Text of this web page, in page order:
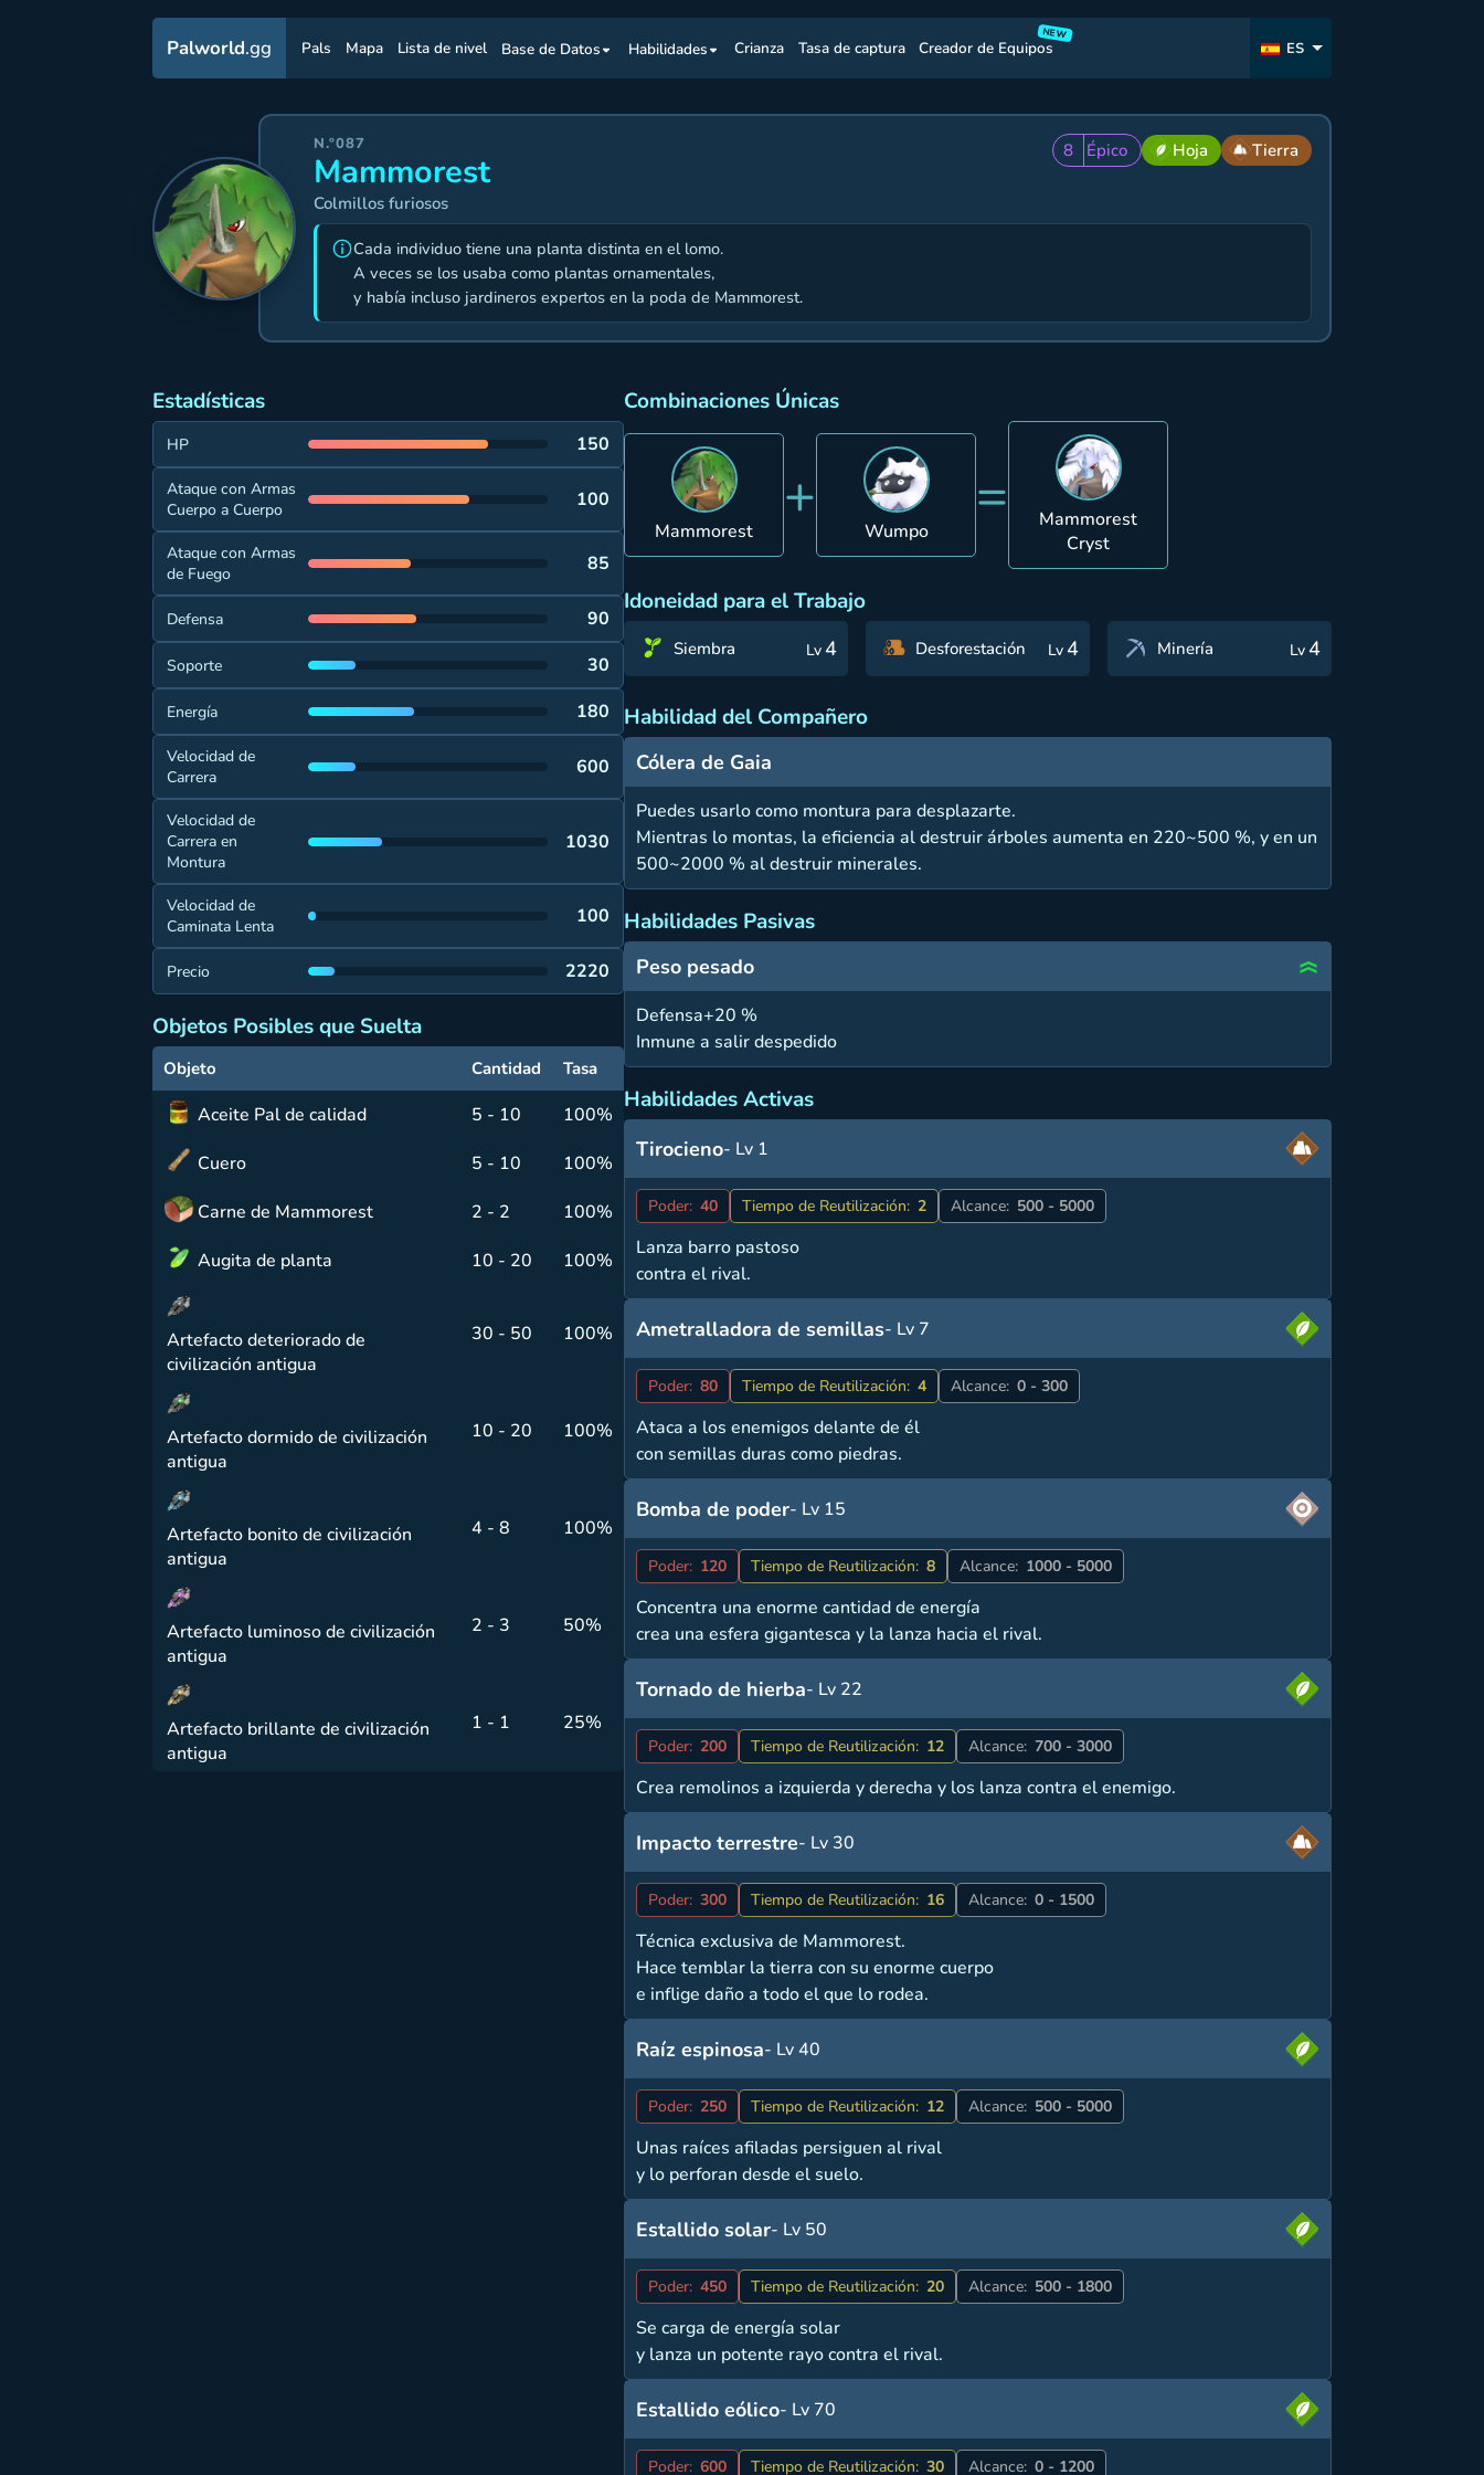
Palworld.gg Pals Mapa Lista de nivel Base de Datos Habilidades Crianza Tasa de captura Creador de Equipos
NEW
ES
N.º087
Mammorest
Colmillos furiosos
8 Épico Hoja Tierra
Cada individuo tiene una planta distinta en el lomo.
A veces se los usaba como plantas ornamentales,
y había incluso jardineros expertos en la poda de Mammorest.
Estadísticas
HP 150
Ataque con Armas
Cuerpo a Cuerpo
100
Ataque con Armas
de Fuego
85
Defensa 90
Soporte 30
Energía 180
Velocidad de
Carrera
600
Velocidad de
Carrera en
Montura
1030
Velocidad de
Caminata Lenta
100
Precio 2220
Objetos Posibles que Suelta
Objeto Cantidad Tasa
Aceite Pal de calidad 5 - 10
100%
Cuero
5 - 10
100%
Carne de Mammorest
2 - 2
100%
Augita de planta
10 - 20 100%
Artefacto deteriorado de
civilización antigua
30 - 50 100%
Artefacto dormido de civilización
antigua
10 - 20 100%
Artefacto bonito de civilización
antigua
4 - 8 100%
Artefacto luminoso de civilización
antigua
2 - 3 50%
Artefacto brillante de civilización
antigua
1 - 1 25%
Combinaciones Únicas
Mammorest + Wumpo =
Mammorest
Cryst
Idoneidad para el Trabajo
Siembra Lv4 Desforestación Lv4 Minería Lv4
Habilidad del Compañero
Cólera de Gaia
Puedes usarlo como montura para desplazarte.
Mientras lo montas, la eficiencia al destruir árboles aumenta en 220~500 %, y en un
500~2000 % al destruir minerales.
Habilidades Pasivas
Peso pesado
Defensa+20 %
Inmune a salir despedido
Habilidades Activas
Tirocieno- Lv 1
Poder: 40 Tiempo de Reutilización: 2 Alcance: 500 - 5000
Lanza barro pastoso
contra el rival.
Ametralladora de semillas- Lv 7
Poder: 80 Tiempo de Reutilización: 4 Alcance: 0 - 300
Ataca a los enemigos delante de él
con semillas duras como piedras.
Bomba de poder- Lv 15
Poder: 120 Tiempo de Reutilización: 8 Alcance: 1000 - 5000
Concentra una enorme cantidad de energía
crea una esfera gigantesca y la lanza hacia el rival.
Tornado de hierba- Lv 22
Poder: 200 Tiempo de Reutilización: 12 Alcance: 700 - 3000
Crea remolinos a izquierda y derecha y los lanza contra el enemigo.
Impacto terrestre- Lv 30
Poder: 300 Tiempo de Reutilización: 16 Alcance: 0 - 1500
Técnica exclusiva de Mammorest.
Hace temblar la tierra con su enorme cuerpo
e inflige daño a todo el que lo rodea.
Raíz espinosa- Lv 40
Poder: 250 Tiempo de Reutilización: 12 Alcance: 500 - 5000
Unas raíces afiladas persiguen al rival
y lo perforan desde el suelo.
Estallido solar- Lv 50
Poder: 450 Tiempo de Reutilización: 20 Alcance: 500 - 1800
Se carga de energía solar
y lanza un potente rayo contra el rival.
Estallido eólico- Lv 70
Poder: 600 Tiempo de Reutilización: 30 Alcance: 0 - 1200